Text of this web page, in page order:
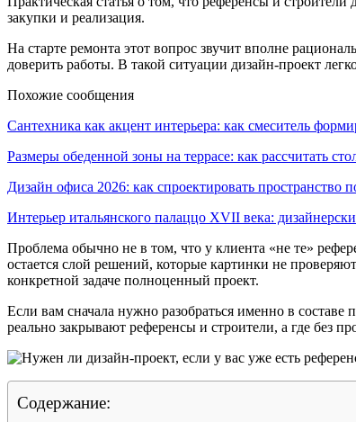
закупки и реализация.
На старте ремонта этот вопрос звучит вполне
доверить работы. В такой ситуации дизайн-проект
Похожие сообщения
Сантехника как акцент интерьера: как смеситель
Размеры обеденной зоны на террасе: как рассчитать
Дизайн офиса 2026: как спроектировать пространство
Интерьер итальянского палаццо XVII века:
Проблема обычно не в том, что у клиента «не те»
остается слой решений, которые картинки не
конкретной задаче полноценный проект.
Если вам сначала нужно разобраться именно в составе
реально закрывают референсы и строители, а где без
Содержание: